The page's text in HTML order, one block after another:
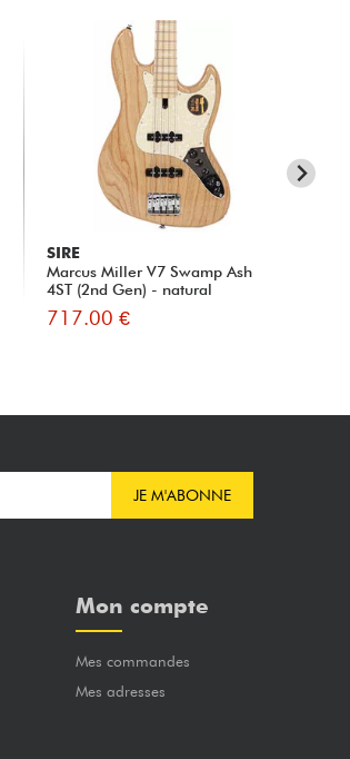
SIRE
Marcus Miller V7 Swamp Ash
4ST (2nd Gen) - natural
717.00 €
JE M'ABONNE
Mon compte
Mes commandes
Mes adresses